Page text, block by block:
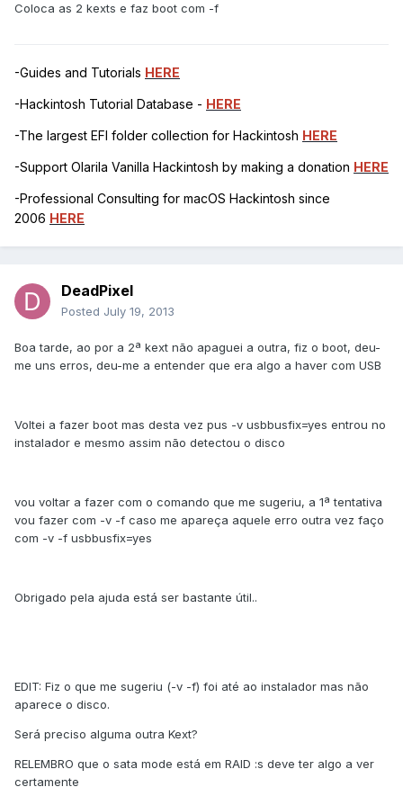
Coloca as 2 kexts e faz boot com -f
-Guides and Tutorials HERE
-Hackintosh Tutorial Database - HERE
-The largest EFI folder collection for Hackintosh HERE
-Support Olarila Vanilla Hackintosh by making a donation HERE
-Professional Consulting for macOS Hackintosh since
2006 HERE
DeadPixel
Posted July 19, 2013
Boa tarde, ao por a 2ª kext não apaguei a outra, fiz o boot, deu-
me uns erros, deu-me a entender que era algo a haver com USB
Voltei a fazer boot mas desta vez pus -v usbbusfix=yes entrou no
instalador e mesmo assim não detectou o disco
vou voltar a fazer com o comando que me sugeriu, a 1ª tentativa
vou fazer com -v -f caso me apareça aquele erro outra vez faço
com -v -f usbbusfix=yes
Obrigado pela ajuda está ser bastante útil..
EDIT: Fiz o que me sugeriu (-v -f) foi até ao instalador mas não
aparece o disco.
Será preciso alguma outra Kext?
RELEMBRO que o sata mode está em RAID :s deve ter algo a ver
certamente